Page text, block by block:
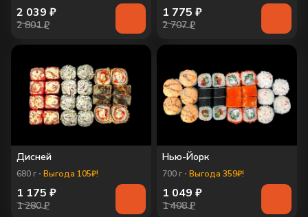
2 039 ₽
2 801 ₽
1 775 ₽
2 707 ₽
Дисней
680 г Выгода 105₽!
1 175 ₽
1 280 ₽
Нью-Йорк
700 г Выгода 359₽!
1 049 ₽
1 408 ₽